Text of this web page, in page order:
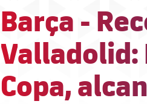
Barça -
Valladolid:
Copa,